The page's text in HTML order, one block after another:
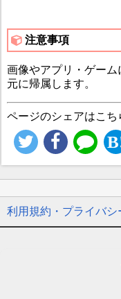
注意事項
画像やアプリ・ゲー
元に帰属します。
ページのシェアはこち
利用規約・プライバシ